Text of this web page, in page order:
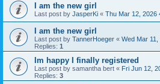
I am the new girl
Last post by JasperKi « Thu Mar 12, 2026
I am the new girl
Last post by TannerHoeger « Wed Mar 11,
Replies: 1
Im happy I finally registered
Last post by samantha bert « Fri Jun 12,
Replies: 3